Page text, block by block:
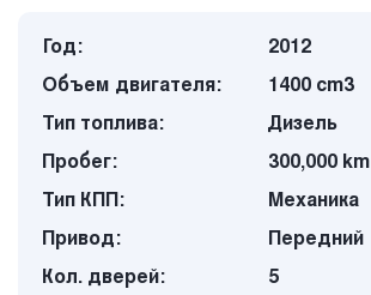
Год:
2012
Объем двигателя:
1400 cm3
Тип топлива:
Дизель
Пробег:
300,000 km
Тип КПП:
Механика
Привод:
Передний
Кол. дверей:
5